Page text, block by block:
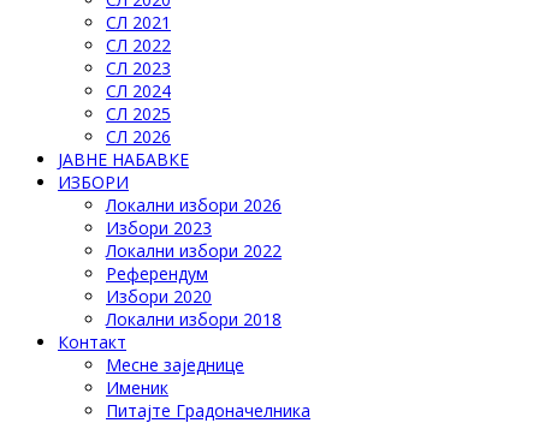
СЛ 2021
СЛ 2022
СЛ 2023
СЛ 2024
СЛ 2025
СЛ 2026
ЈАВНЕ НАБАВКЕ
ИЗБОРИ
Локални избори 2026
Избори 2023
Локални избори 2022
Референдум
Избори 2020
Локални избори 2018
Контакт
Месне заједнице
Именик
Питајте Градоначелника